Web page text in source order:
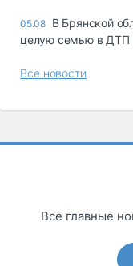
05.08 В Брянской
целую семью в ДТП
Все новости
Все главные